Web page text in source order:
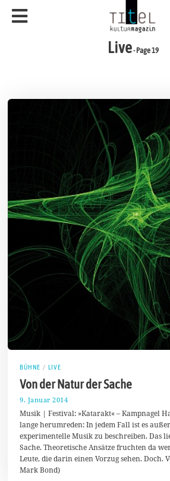
Live- Page 19
BÜHNE / LIVE
Von der Natur der Sache
9. Januar 2014
.
M
ä
r
z
2
Musik | Festival: »Katarakt« – Kampnagel
lange herumreden: In jedem Fall ist es
experimentelle Musik zu beschreiben. Das
Sache. Theoretische Ansätze fruchten da
Leute, die darin einen Vorzug sehen. Doch.
Mark Bond)